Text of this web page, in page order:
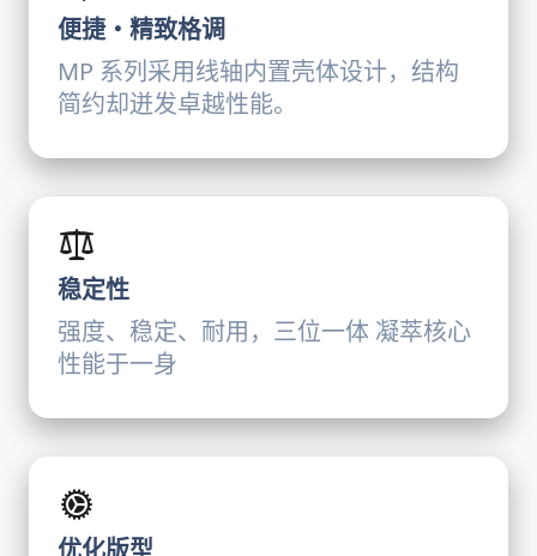
便捷・精致格调
MP 系列采用线轴内置壳体设计，结构
简约却迸发卓越性能。
稳定性
强度、稳定、耐用，三位一体 凝萃核心
性能于一身
优化版型